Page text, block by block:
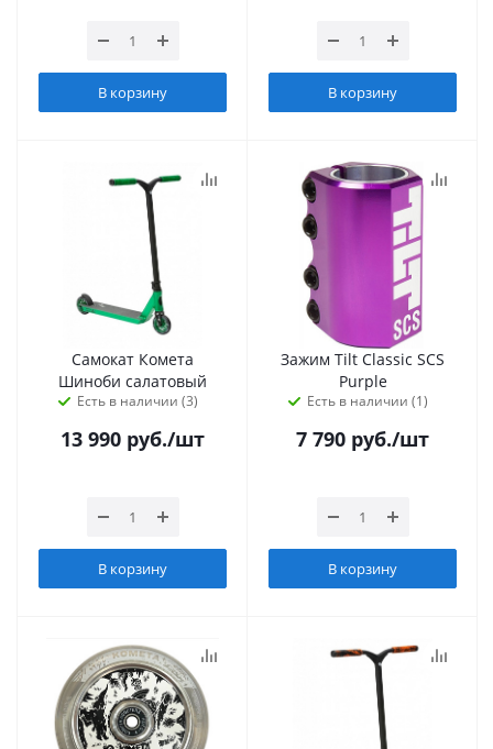
В корзину В корзину
Самокат Комета
Шиноби салатовый
Есть в наличии (3)
13 990 руб./шт
В корзину
Зажим Tilt Classic SCS
Purple
Есть в наличии (1)
7 790 руб./шт
В корзину